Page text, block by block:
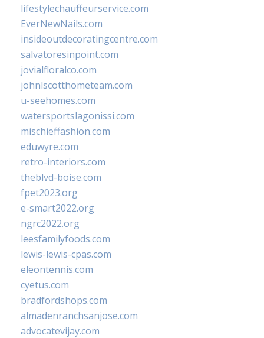
lifestylechauffeurservice.com
EverNewNails.com
insideoutdecoratingcentre.com
salvatoresinpoint.com
jovialfloralco.com
johnlscotthometeam.com
u-seehomes.com
watersportslagonissi.com
mischieffashion.com
eduwyre.com
retro-interiors.com
theblvd-boise.com
fpet2023.org
e-smart2022.org
ngrc2022.org
leesfamilyfoods.com
lewis-lewis-cpas.com
eleontennis.com
cyetus.com
bradfordshops.com
almadenranchsanjose.com
advocatevijay.com